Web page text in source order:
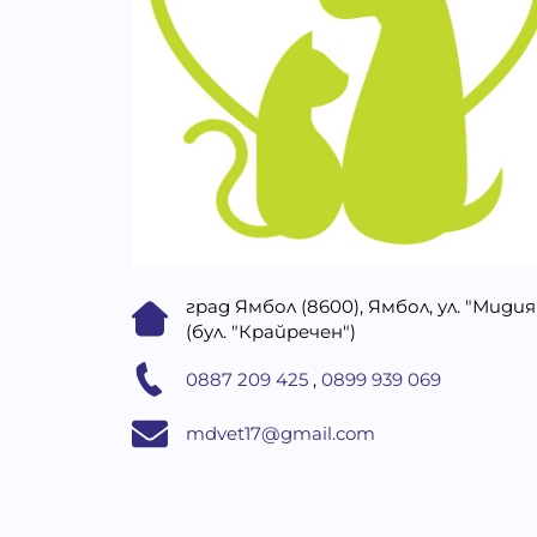
град Ямбол (8600), Ямбол, ул.
(бул. "Крайречен")
0887 209 425 ,0899 939 069
mdvet17@gmail.com